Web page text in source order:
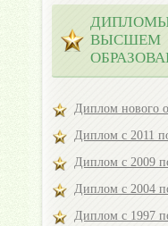
ВЫСШЕМ
Диплом нового
Диплом с 2011
Диплом с 2009
Диплом с 2004
Диплом с 1997